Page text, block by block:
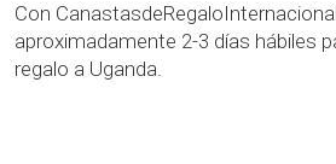
Con
aproximadamente 2-3 días hábiles
regalo a Uganda.